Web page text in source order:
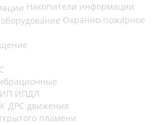
Накопители информации
Охранно-пожарное
ИПДЛ
ДРС движения
пламени